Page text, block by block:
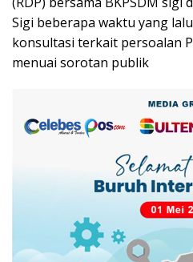
Sigi beberapa waktu yang
konsultasi terkait persoalan
menuai sorotan publik